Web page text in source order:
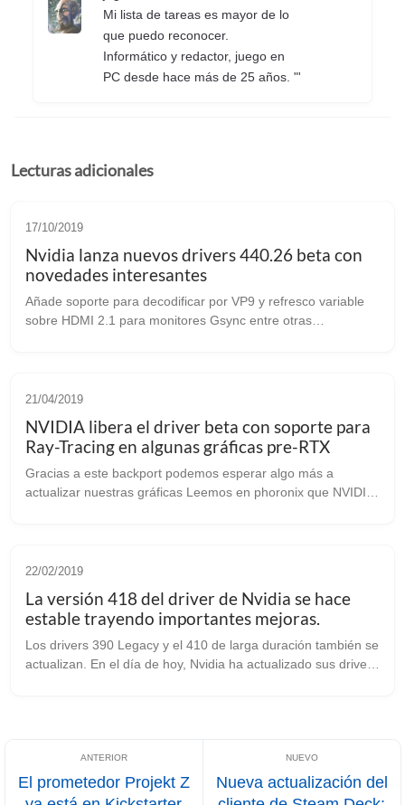
Mi lista de tareas es mayor de lo
que puedo reconocer.
Informático y redactor, juego en
PC desde hace más de 25 años. "'
Lecturas adicionales
17/10/2019
Nvidia lanza nuevos drivers 440.26 beta con
novedades interesantes
Añade soporte para decodificar por VP9 y refresco variable
sobre HDMI 2.1 para monitores Gsync entre otras
21/04/2019
NVIDIA libera el driver beta con soporte para
Ray-Tracing en algunas gráficas pre-RTX
Gracias a este backport podemos esperar algo más a
actualizar nuestras gráficas Leemos en phoronix que NVIDIA
22/02/2019
La versión 418 del driver de Nvidia se hace
estable trayendo importantes mejoras.
Los drivers 390 Legacy y el 410 de larga duración también se
actualizan. En el día de hoy, Nvidia ha actualizado sus drivers
El prometedor Projekt Z
Nueva actualización del